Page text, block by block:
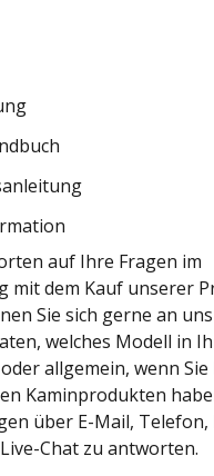
auf Ihre Fragen im
mit dem Kauf unserer
Sie sich gerne an
welches Modell in
allgemein, wenn Sie
Kaminprodukten
über E-Mail, Telefon,
Chat zu antworten.